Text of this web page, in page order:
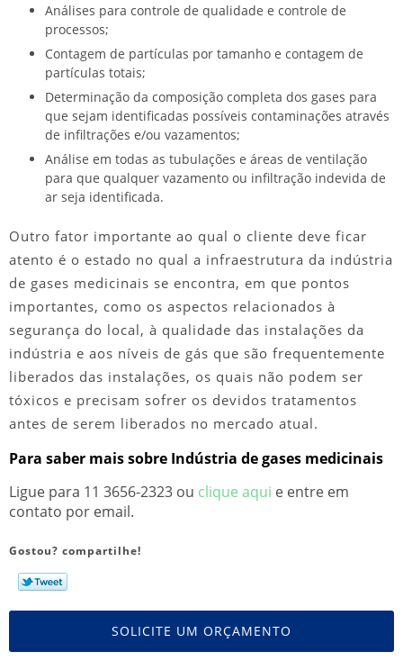
Análises para controle de qualidade e controle de
processos;
Contagem de partículas por tamanho e contagem de
partículas totais;
Determinação da composição completa dos gases para
que sejam identificadas possíveis contaminações através
de infiltrações e/ou vazamentos;
Análise em todas as tubulações e áreas de ventilação
para que qualquer vazamento ou infiltração indevida de
ar seja identificada.
Outro fator importante ao qual o cliente deve ficar
atento é o estado no qual a infraestrutura da indústria
de gases medicinais se encontra, em que pontos
importantes, como os aspectos relacionados à
segurança do local, à qualidade das instalações da
indústria e aos níveis de gás que são frequentemente
liberados das instalações, os quais não podem ser
tóxicos e precisam sofrer os devidos tratamentos
antes de serem liberados no mercado atual.
Para saber mais sobre Indústria de gases medicinais
Ligue para 11 3656-2323 ou clique aqui e entre em
contato por email.
Gostou? compartilhe!
SOLICITE UM ORÇAMENTO